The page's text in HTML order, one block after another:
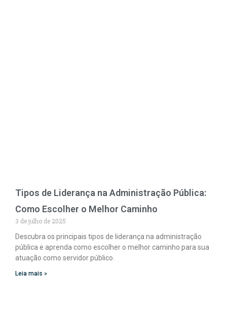
Tipos de Liderança na Administração Pública:
Como Escolher o Melhor Caminho
3 de julho de 2025
Descubra os principais tipos de liderança na administração
pública e aprenda como escolher o melhor caminho para sua
atuação como servidor público.
Leia mais »